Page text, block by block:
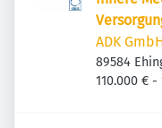
Vollzeit/
ADK
89584
110.000 € -